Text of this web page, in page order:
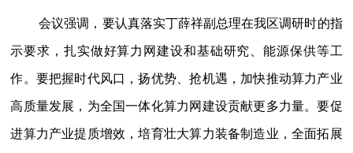
会议强调，要认真落实丁薛祥副总理在我区调研时的指
示要求，扎实做好算力网建设和基础研究、能源保供等工
作。要把握时代风口，扬优势、抢机遇，加快推动算力产业
高质量发展，为全国一体化算力网建设贡献更多力量。要促
进算力产业提质增效，培育壮大算力装备制造业，全面拓展